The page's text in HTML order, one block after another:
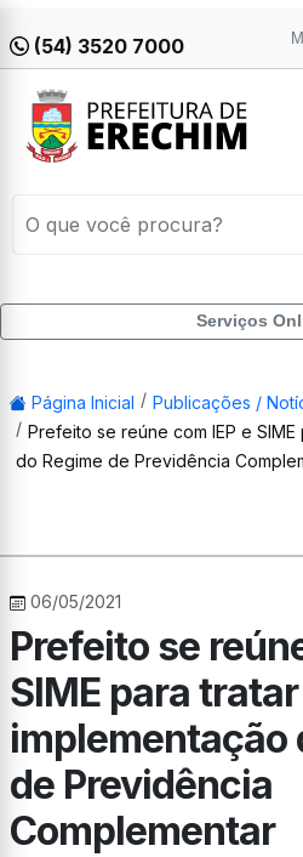
(54) 3520 7000
Serviços
Página Inicial
Publicações /
Prefeito se reúne com IEP e
do Regime de Previdência
06/05/2021
Prefeito se
SIME para
implementação
de Previdência
Complementar